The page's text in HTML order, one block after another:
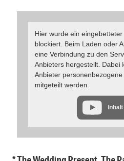
Hier wurde ein
blockiert. Beim Laden oder
eine Verbindung zu den
Anbieters hergestellt. Dabei
Anbieter personenbezogene
mitgeteilt werden.